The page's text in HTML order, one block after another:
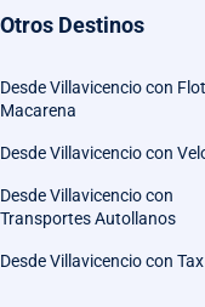
Otros Destinos
Desde Villavicencio con
Macarena
Desde Villavicencio con
Desde Villavicencio con
Transportes Autollanos
Desde Villavicencio con